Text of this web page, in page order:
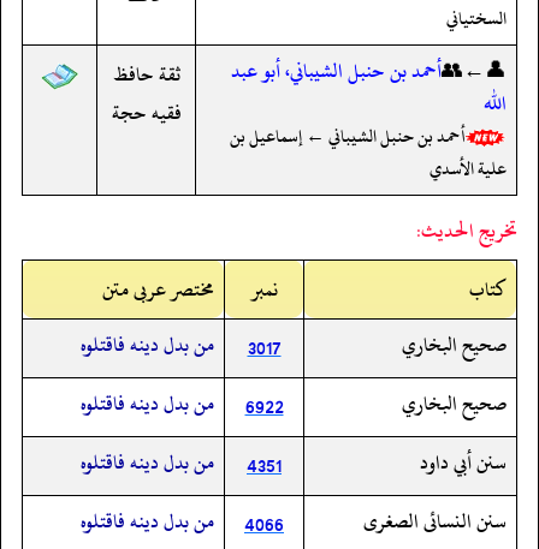
السختياني
👤←👥أحمد بن حنبل الشيباني، أبو عبد
الله
أحمد بن حنبل الشيباني ← إسماعيل بن
علية الأسدي
ثقة حافظ
فقيه حجة
تخريج الحديث:
کتاب
نمبر
مختصر عربی متن
صحيح البخاري
3017
من بدل دينه فاقتلوه
صحيح البخاري
6922
من بدل دينه فاقتلوه
سنن أبي داود
4351
من بدل دينه فاقتلوه
سنن النسائى الصغرى
4066
من بدل دينه فاقتلوه